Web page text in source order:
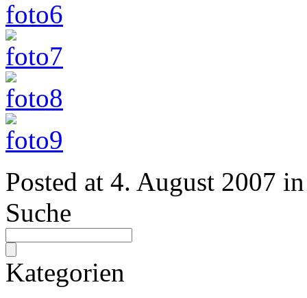
Posted at 4. August 2007 in
Suche
Kategorien